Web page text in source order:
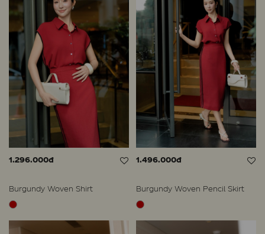
1.296.000đ
Burgundy Woven Shirt
1.496.000đ
Burgundy Woven Pencil Skirt